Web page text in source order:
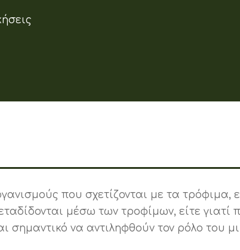
που σχετίζονται με τα τρόφιμα,
μέσω των τροφίμων, είτε γιατί
σημαντικό να αντιληφθούν τον ρόλο του